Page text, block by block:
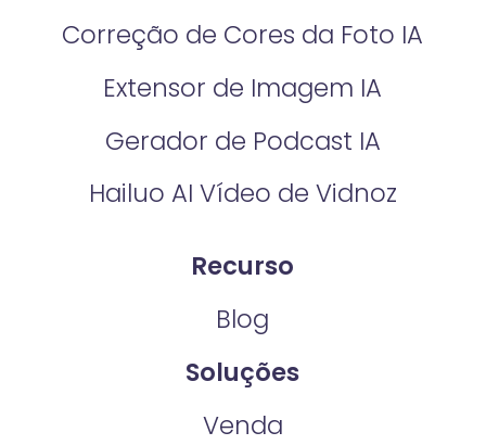
Correção de Cores da Foto IA​
Extensor de Imagem IA
Gerador de Podcast IA
Hailuo AI Vídeo de Vidnoz
Recurso
Blog
Soluções
Venda